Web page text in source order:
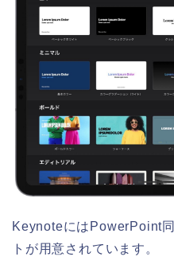
KeynoteにはPowerPoint
トが用意されています。